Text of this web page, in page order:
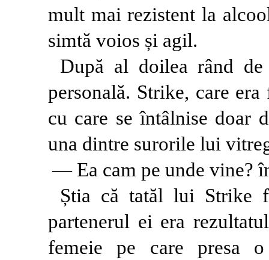
mult mai rezistent la
simtă voios și agil.
După al doilea rând
personală. Strike, care
cu care se întâlnise doar
una dintre surorile lui
— Ea cam pe unde vine?
Știa că tatăl lui Strike
partenerul ei era
femeie pe care presa